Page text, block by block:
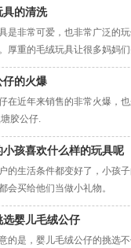
具的清洗
是非常可爱，也非常广泛的
厚重的毛绒玩具让很多妈妈
仔的火爆
在近年来销售的非常火爆，
胶公仔.
小孩喜欢什么样的玩具呢
的生活条件都变好了，小孩
会买给他们当做小礼物。
选婴儿毛绒公仔
的是，婴儿毛绒公仔的挑选